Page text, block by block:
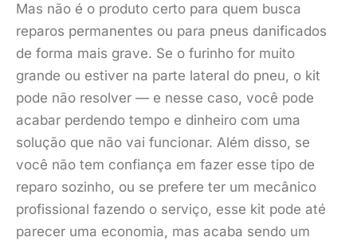
Mas não é o produto certo para quem busca
reparos permanentes ou para pneus danificados
de forma mais grave. Se o furinho for muito
grande ou estiver na parte lateral do pneu, o kit
pode não resolver — e nesse caso, você pode
acabar perdendo tempo e dinheiro com uma
solução que não vai funcionar. Além disso, se
você não tem confiança em fazer esse tipo de
reparo sozinho, ou se prefere ter um mecânico
profissional fazendo o serviço, esse kit pode até
parecer uma economia, mas acaba sendo um